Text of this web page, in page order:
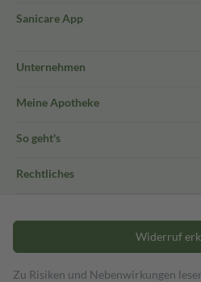
Sanicare App
Unternehmen
Meine Apotheke
So geht's
Rechtliches
Widerruf
Zu Risiken und Nebenwirkungen